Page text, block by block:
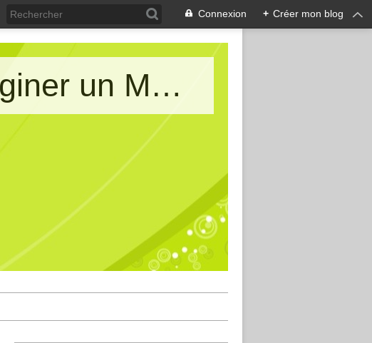
Connexion + Créer mon blog
Le blog de AIMA : Allons Imaginer un Monde d'Amitiés